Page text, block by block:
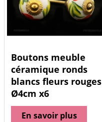
Boutons meuble
céramique ronds
blancs fleurs rouges
Ø4cm x6
En savoir plus